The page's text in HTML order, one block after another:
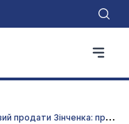
"
Арсенал" готовий продати Зінченка: претендують два суперклуби